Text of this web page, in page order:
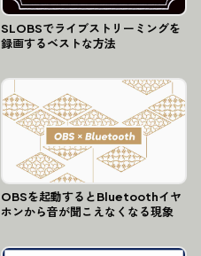
SLOBSでライブストリーミングを
録画するベストな方法
OBSを起動するとBluetoothイヤ
ホンから音が聞こえなくなる現象